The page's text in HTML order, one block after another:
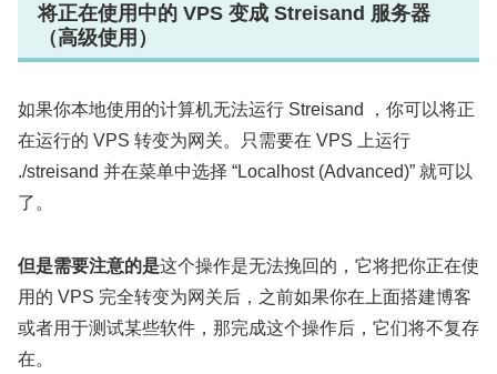
将正在使用中的 VPS 变成 Streisand 服务器
（高级使用）
如果你本地使用的计算机无法运行 Streisand ，你可以将正
在运行的 VPS 转变为网关。只需要在 VPS 上运行
./streisand 并在菜单中选择 “Localhost (Advanced)” 就可以
了。
但是需要注意的是这个操作是无法挽回的，它将把你正在使
用的 VPS 完全转变为网关后，之前如果你在上面搭建博客
或者用于测试某些软件，那完成这个操作后，它们将不复存
在。